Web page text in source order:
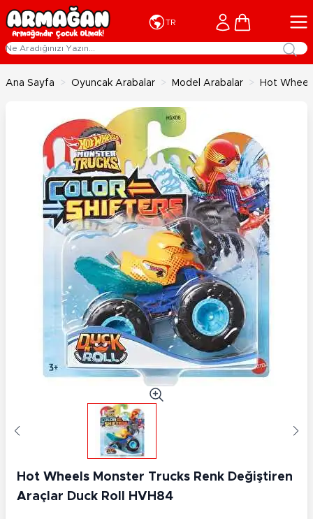
İçeriğe geç
TR Cart
Ana Sayfa > Oyuncak Arabalar > Model Arabalar > Hot
Hot Wheels Monster Trucks Renk Değiştiren
Araçlar Duck Roll HVH84